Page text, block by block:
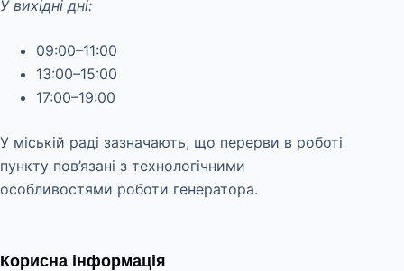
У вихідні дні:
09:00–11:00
13:00–15:00
17:00–19:00
У міській раді зазначають, що перерви в роботі
пункту пов’язані з технологічними
особливостями роботи генератора.
Корисна інформація